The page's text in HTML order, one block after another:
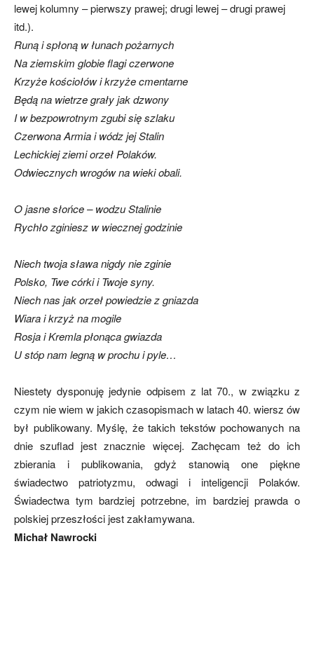
lewej kolumny – pierwszy prawej; drugi lewej – drugi prawej
itd.).
Runą i spłoną w łunach pożarnych
Na ziemskim globie flagi czerwone
Krzyże kościołów i krzyże cmentarne
Będą na wietrze grały jak dzwony
I w bezpowrotnym zgubi się szlaku
Czerwona Armia i wódz jej Stalin
Lechickiej ziemi orzeł Polaków.
Odwiecznych wrogów na wieki obali.
O jasne słońce – wodzu Stalinie
Rychło zginiesz w wiecznej godzinie
Niech twoja sława nigdy nie zginie
Polsko, Twe córki i Twoje syny.
Niech nas jak orzeł powiedzie z gniazda
Wiara i krzyż na mogile
Rosja i Kremla płonąca gwiazda
U stóp nam legną w prochu i pyle…
Niestety dysponuję jedynie odpisem z lat 70., w związku z
czym nie wiem w jakich czasopismach w latach 40. wiersz ów
był publikowany. Myślę, że takich tekstów pochowanych na
dnie szuflad jest znacznie więcej. Zachęcam też do ich
zbierania i publikowania, gdyż stanowią one piękne
świadectwo patriotyzmu, odwagi i inteligencji Polaków.
Świadectwa tym bardziej potrzebne, im bardziej prawda o
polskiej przeszłości jest zakłamywana.
Michał Nawrocki